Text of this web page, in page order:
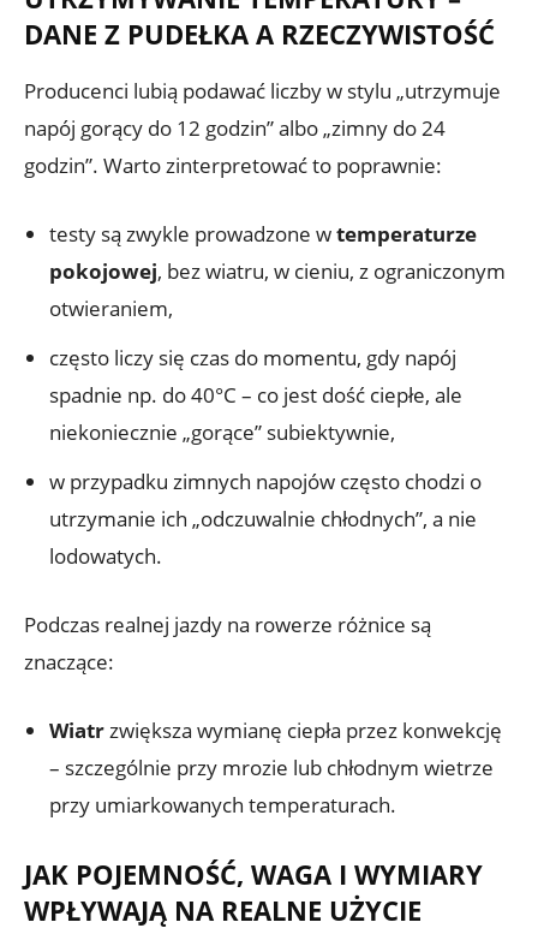
DANE Z PUDEŁKA A RZECZYWISTOŚĆ
Producenci lubią podawać liczby w stylu „utrzymuje
napój gorący do 12 godzin” albo „zimny do 24
godzin”. Warto zinterpretować to poprawnie:
testy są zwykle prowadzone wtemperaturze
pokojowej, bez wiatru, w cieniu, z ograniczonym
otwieraniem,
często liczy się czas do momentu, gdy napój
spadnie np. do 40°C – co jest dość ciepłe, ale
niekoniecznie „gorące” subiektywnie,
w przypadku zimnych napojów często chodzi o
utrzymanie ich „odczuwalnie chłodnych”, a nie
lodowatych.
Podczas realnej jazdy na rowerze różnice są
znaczące:
Wiatrzwiększa wymianę ciepła przez konwekcję
– szczególnie przy mrozie lub chłodnym wietrze
przy umiarkowanych temperaturach.
JAK POJEMNOŚĆ, WAGA I WYMIARY
WPŁYWAJĄ NA REALNE UŻYCIE